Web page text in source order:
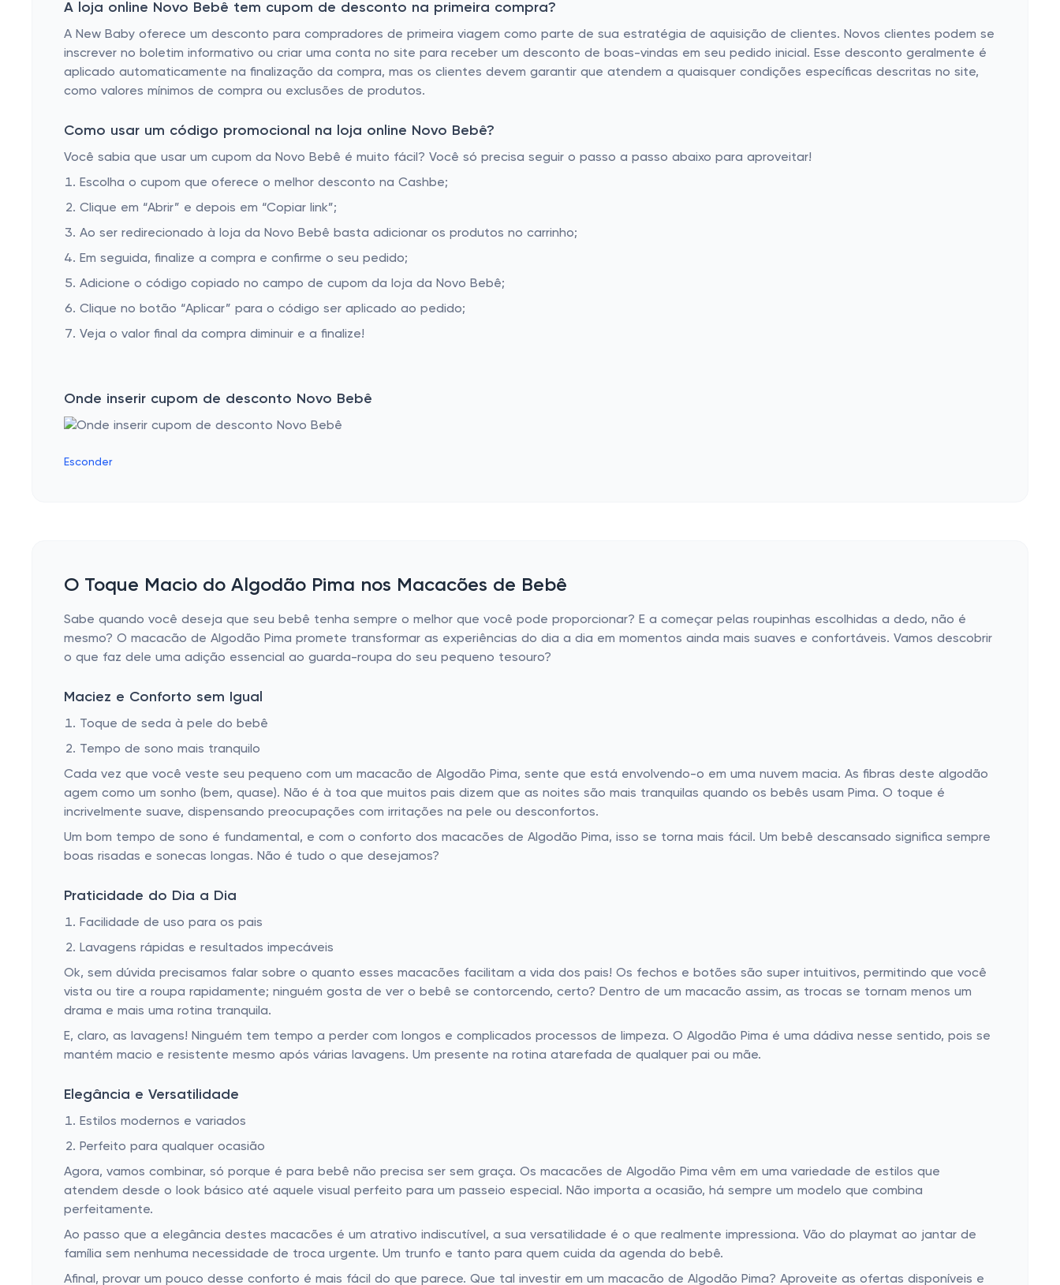
A loja online Novo Bebê tem cupom de desconto na primeira compra?
A New Baby oferece um desconto para compradores de primeira viagem como parte de sua estratégia de aquisição de clientes. Novos clientes podem se
inscrever no boletim informativo ou criar uma conta no site para receber um desconto de boas-vindas em seu pedido inicial. Esse desconto geralmente é
aplicado automaticamente na finalização da compra, mas os clientes devem garantir que atendem a quaisquer condições específicas descritas no site,
como valores mínimos de compra ou exclusões de produtos.
Como usar um código promocional na loja online Novo Bebê?
Você sabia que usar um cupom da Novo Bebê é muito fácil? Você só precisa seguir o passo a passo abaixo para aproveitar!
Escolha o cupom que oferece o melhor desconto na Cashbe;
Clique em “Abrir” e depois em “Copiar link”;
Ao ser redirecionado à loja da Novo Bebê basta adicionar os produtos no carrinho;
Em seguida, finalize a compra e confirme o seu pedido;
Adicione o código copiado no campo de cupom da loja da Novo Bebê;
Clique no botão “Aplicar” para o código ser aplicado ao pedido;
Veja o valor final da compra diminuir e a finalize!
Onde inserir cupom de desconto Novo Bebê
Esconder
O Toque Macio do Algodão Pima nos Macacões de Bebê
Sabe quando você deseja que seu bebê tenha sempre o melhor que você pode proporcionar? E a começar pelas roupinhas escolhidas a dedo, não é
mesmo? O macacão de Algodão Pima promete transformar as experiências do dia a dia em momentos ainda mais suaves e confortáveis. Vamos descobrir
o que faz dele uma adição essencial ao guarda-roupa do seu pequeno tesouro?
Maciez e Conforto sem Igual
Toque de seda à pele do bebê
Tempo de sono mais tranquilo
Cada vez que você veste seu pequeno com um macacão de Algodão Pima, sente que está envolvendo-o em uma nuvem macia. As fibras deste algodão
agem como um sonho (bem, quase). Não é à toa que muitos pais dizem que as noites são mais tranquilas quando os bebês usam Pima. O toque é
incrivelmente suave, dispensando preocupações com irritações na pele ou desconfortos.
Um bom tempo de sono é fundamental, e com o conforto dos macacões de Algodão Pima, isso se torna mais fácil. Um bebê descansado significa sempre
boas risadas e sonecas longas. Não é tudo o que desejamos?
Praticidade do Dia a Dia
Facilidade de uso para os pais
Lavagens rápidas e resultados impecáveis
Ok, sem dúvida precisamos falar sobre o quanto esses macacões facilitam a vida dos pais! Os fechos e botões são super intuitivos, permitindo que você
vista ou tire a roupa rapidamente; ninguém gosta de ver o bebê se contorcendo, certo? Dentro de um macacão assim, as trocas se tornam menos um
drama e mais uma rotina tranquila.
E, claro, as lavagens! Ninguém tem tempo a perder com longos e complicados processos de limpeza. O Algodão Pima é uma dádiva nesse sentido, pois se
mantém macio e resistente mesmo após várias lavagens. Um presente na rotina atarefada de qualquer pai ou mãe.
Elegância e Versatilidade
Estilos modernos e variados
Perfeito para qualquer ocasião
Agora, vamos combinar, só porque é para bebê não precisa ser sem graça. Os macacões de Algodão Pima vêm em uma variedade de estilos que
atendem desde o look básico até aquele visual perfeito para um passeio especial. Não importa a ocasião, há sempre um modelo que combina
perfeitamente.
Ao passo que a elegância destes macacões é um atrativo indiscutível, a sua versatilidade é o que realmente impressiona. Vão do playmat ao jantar de
família sem nenhuma necessidade de troca urgente. Um trunfo e tanto para quem cuida da agenda do bebê.
Afinal, provar um pouco desse conforto é mais fácil do que parece. Que tal investir em um macacão de Algodão Pima? Aproveite as ofertas disponíveis e